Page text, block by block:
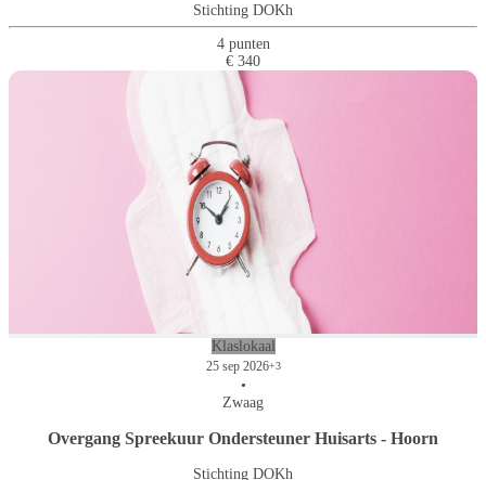
Stichting DOKh
4 punten
€ 340
Klaslokaal
25 sep 2026+3
•
Zwaag
Overgang Spreekuur Ondersteuner Huisarts - Hoorn
Stichting DOKh